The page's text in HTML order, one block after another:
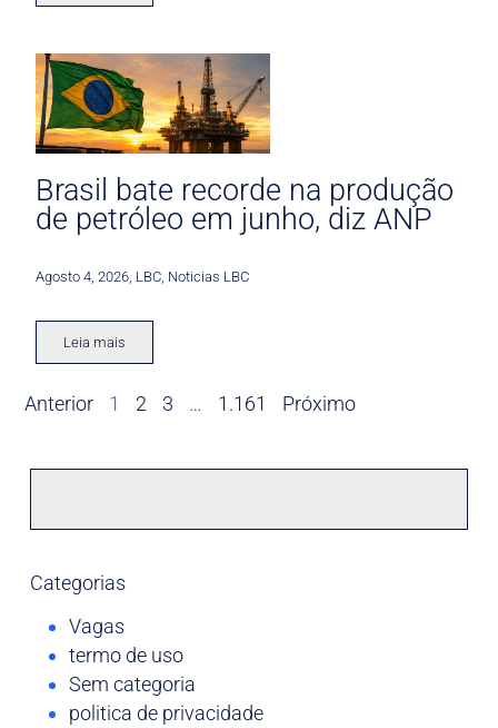
Brasil bate recorde na produção
de petróleo em junho, diz ANP
Agosto 4, 2026 LBC Noticias LBC
Leia mais
Anterior 1 2 3 … 1.161 Próximo
Categorias
Vagas
termo de uso
Sem categoria
politica de privacidade